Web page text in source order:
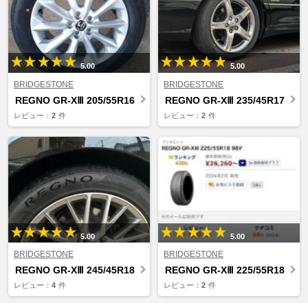
5.00
BRIDGESTONE
REGNO GR-XⅢ 205/55R16
レビュー： 2 件
5.00
BRIDGESTONE
REGNO GR-XⅢ 235/45R17
レビュー： 2 件
5.00
BRIDGESTONE
REGNO GR-XⅢ 245/45R18
レビュー： 4 件
5.00
BRIDGESTONE
REGNO GR-XⅢ 225/55R18
レビュー： 2 件